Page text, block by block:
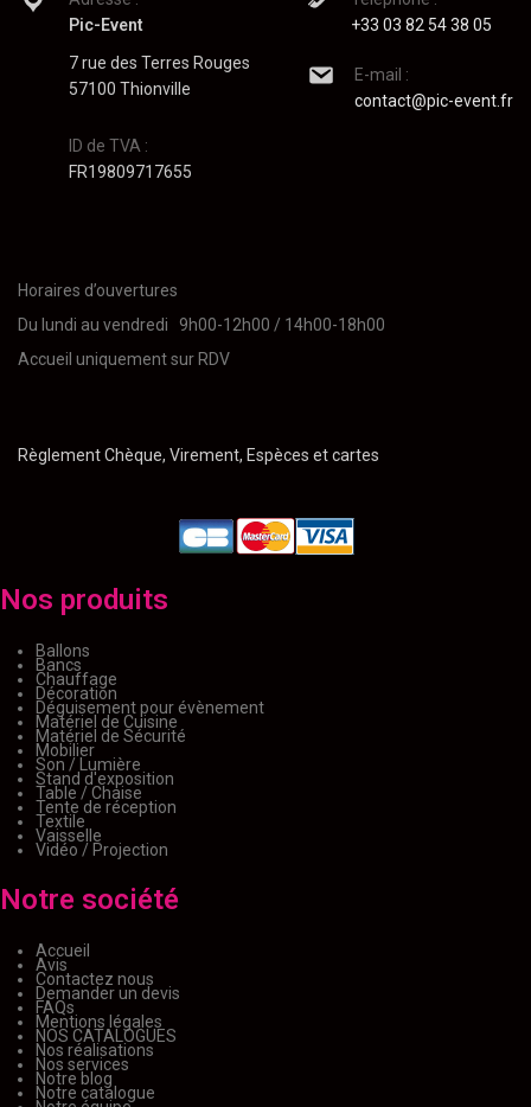
Pic-Event
7 rue des Terres Rouges
57100 Thionville
ID de TVA :
FR19809717655
+33 03 82 54 38 05
E-mail :
contact@pic-event.fr
Horaires d’ouvertures
Du lundi au vendredi 9h00-12h00 / 14h00-18h00
Accueil uniquement sur RDV
Règlement Chèque, Virement, Espèces et cartes
Nos produits
Ballons
Bancs
Chauffage
Décoration
Déguisement pour évènement
Matériel de Cuisine
Matériel de Sécurité
Mobilier
Son / Lumière
Stand d'exposition
Table / Chaise
Tente de réception
Textile
Vaisselle
Vidéo / Projection
Notre société
Accueil
Avis
Contactez nous
Demander un devis
FAQs
Mentions légales
NOS CATALOGUES
Nos réalisations
Nos services
Notre blog
Notre catalogue